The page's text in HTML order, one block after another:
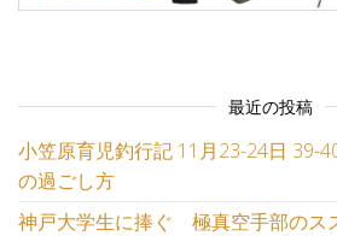
最近の投稿
小笠原育児釣行記 11月23-24日
の過ごし方
神戸大学生に捧ぐ 極真空手部のス